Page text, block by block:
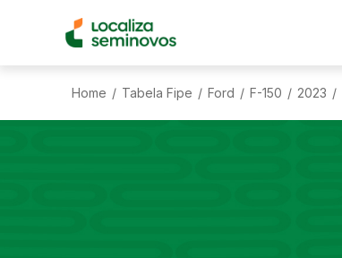
Home / Tabela Fipe / Ford / F-150 / 2023 /